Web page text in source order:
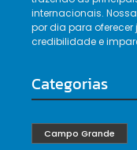
internacionais.
por dia para
credibilidade e
Categorias
Campo Grande